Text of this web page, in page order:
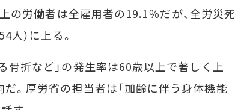
の労働者は全雇用者の19.1％だが、全労災死
人）に上る。
骨折など」の発生率は60歳以上で著しく上
だ。厚労省の担当者は「加齢に伴う身体機能